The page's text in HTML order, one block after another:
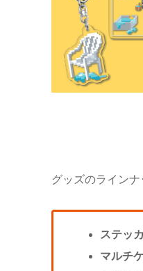
グッズのラインナ
ステッ
マルチ